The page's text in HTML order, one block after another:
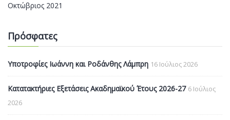
Οκτώβριος 2021
Πρόσφατες
Υποτροφίες Ιωάννη και Ροδάνθης Λάμπρη 16 Ιούλιος 2026
Κατατακτήριες Εξετάσεις Ακαδημαϊκού Έτους 2026-27 6 Ιούλιος
2026